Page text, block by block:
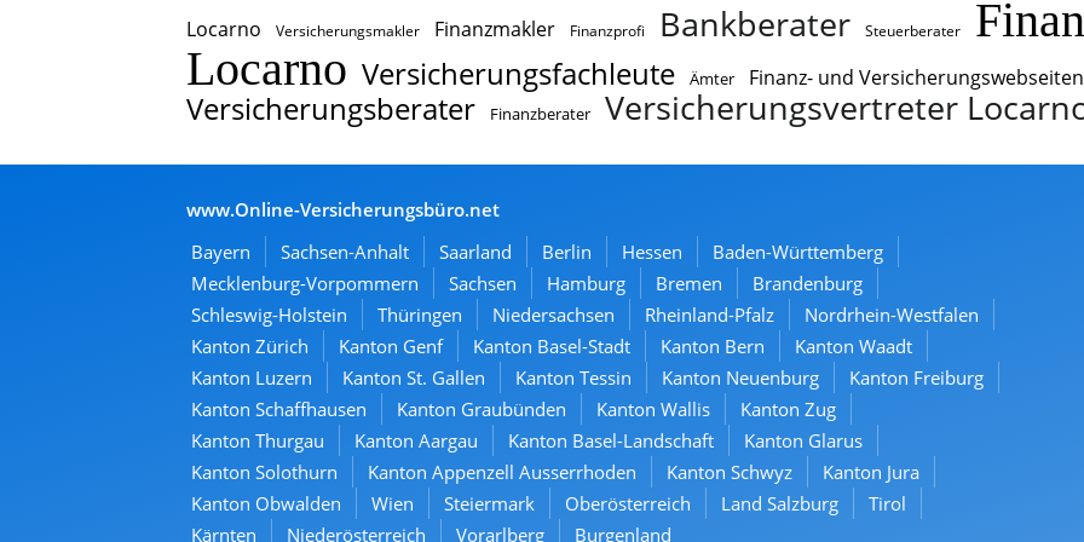
Locarno
Versicherungsmakler Finanzmakler Finanzprofi Bankberater Steuerberater
Locarno Versicherungsfachleute Ämter Finanz- und Versicherungswebseiten
Versicherungsberater Finanzberater Versicherungsvertreter
www.Online-Versicherungsbüro.net
Bayern
Sachsen-Anhalt Saarland Berlin Hessen
Baden-Württemberg
Mecklenburg-Vorpommern
Sachsen Hamburg Bremen
Brandenburg
Schleswig-Holstein
Thüringen Niedersachsen Rheinland-Pfalz
Nordrhein-Westfalen
Kanton Zürich
Kanton Genf Kanton Basel-Stadt Kanton Bern
Kanton Waadt
Kanton Luzern
Kanton St. Gallen Kanton Tessin Kanton Neuenburg
Kanton Freiburg
Kanton Schaffhausen
Kanton Graubünden Kanton Wallis
Kanton Zug
Kanton Thurgau
Kanton Aargau Kanton Basel-Landschaft
Kanton Glarus
Kanton Solothurn
Kanton Appenzell Ausserrhoden Kanton Schwyz
Kanton Jura
Kanton Obwalden
Wien Steiermark Oberösterreich Land Salzburg
Tirol
Kärnten
Niederösterreich Vorarlberg Burgenland